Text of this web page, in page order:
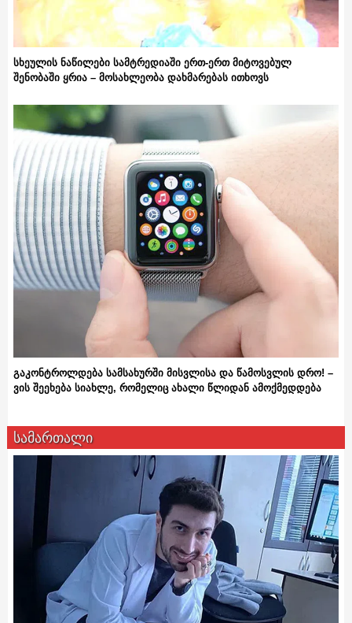
სხეულის ნაწილები სამტრედიაში ერთ-ერთ მიტოვებულ
შენობაში ყრია – მოსახლეობა დახმარებას ითხოვს
გაკონტროლდება სამსახურში მისვლისა და წამოსვლის დრო! –
ვის შეეხება სიახლე, რომელიც ახალი წლიდან ამოქმედდება
სამართალი